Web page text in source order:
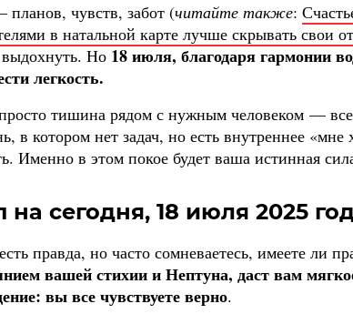
чувств, забот (читайте также:
в натальной карте лучше скрывать свои
выдохнуть. Но 18 июля, благодаря гармонии
легкость.
тишина рядом с нужным человеком — все
в котором нет задач, но есть внутреннее «мне
Именно в этом покое будет ваша истинная
сегодня, 18 июля 2025
правда, но часто сомневаетесь, имеете ли
вашей стихии и Нептуна, даст вам
вы все чувствуете верно.